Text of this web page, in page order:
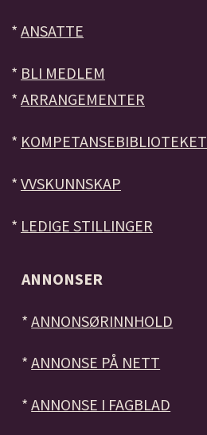
* ANSATTE
* BLI MEDLEM
* ARRANGEMENTER
* KOMPETANSEBIBLIOTEKET
* VVSKUNNSKAP
* LEDIGE STILLINGER
ANNONSER
*ANNONSØRINNHOLD
*ANNONSE PÅ NETT
*ANNONSE I FAGBLAD